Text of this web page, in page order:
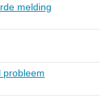
melding
probleem